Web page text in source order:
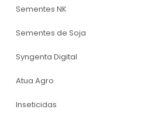
Sementes NK
Sementes de Soja
Syngenta Digital
Atua Agro
Inseticidas